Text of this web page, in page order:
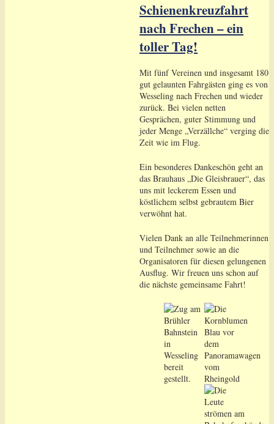
Schienenkreuzfahrt
nach Frechen – ein
toller Tag!
Mit fünf Vereinen und insgesamt 180
gut gelaunten Fahrgästen ging es von
Wesseling nach Frechen und wieder
zurück. Bei vielen netten
Gesprächen, guter Stimmung und
jeder Menge „Verzällche“ verging die
Zeit wie im Flug.
Ein besonderes Dankeschön geht an
das Brauhaus „Die Gleisbrauer“, das
uns mit leckerem Essen und
köstlichem selbst gebrautem Bier
verwöhnt hat.
Vielen Dank an alle Teilnehmerinnen
und Teilnehmer sowie an die
Organisatoren für diesen gelungenen
Ausflug. Wir freuen uns schon auf
die nächste gemeinsame Fahrt!